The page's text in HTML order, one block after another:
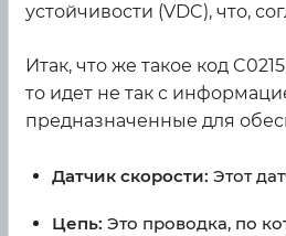
устойчивости (VDC), что,
Итак, что же такое код
то идет не так с
предназначенные для
Датчик скорости: Этот
Цепь: Это проводка, по